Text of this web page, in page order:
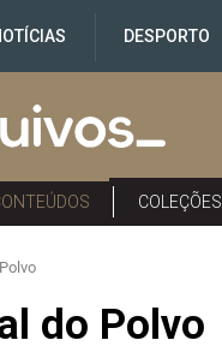
DESPORTO
COLEÇÕES
do Polvo